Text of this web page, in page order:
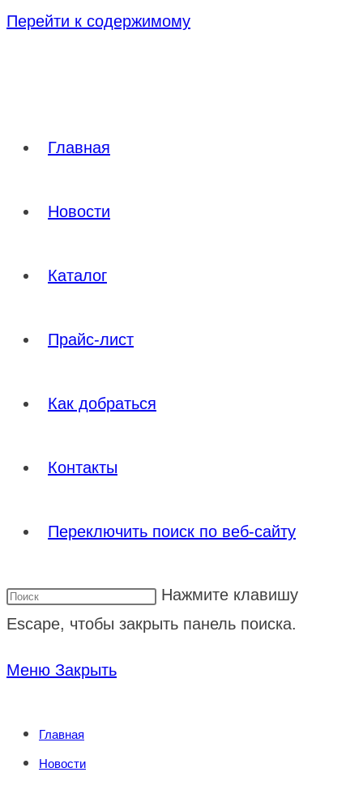
Перейти к содержимому
Главная
Новости
Каталог
Прайс-лист
Как добраться
Контакты
Переключить поиск по веб-сайту
Нажмите клавишу
Escape, чтобы закрыть панель поиска.
Меню Закрыть
Главная
Новости